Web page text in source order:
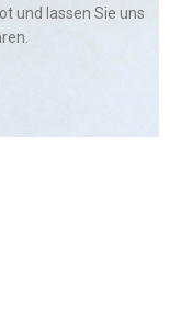
und lassen Sie uns